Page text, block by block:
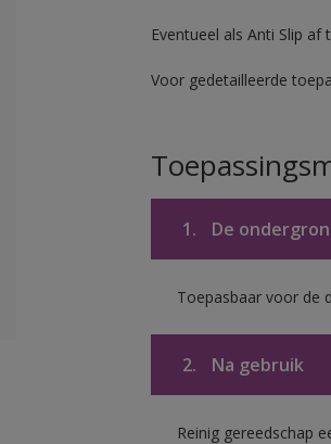
Eventueel als Anti Slip
Voor gedetailleerde
1. De
Toepasbaar voor de
2. Na gebruik
Reinig gereedschap